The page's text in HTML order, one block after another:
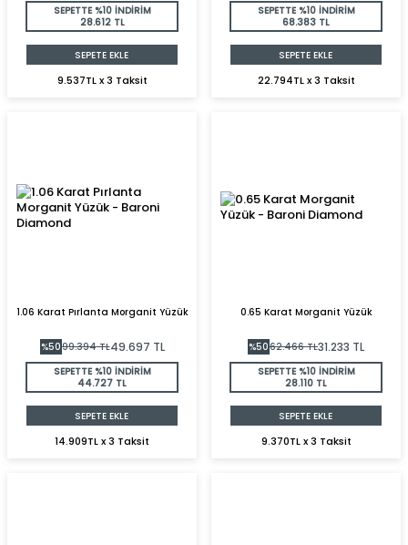
SEPETTE %10 İNDİRİM
28.612 TL
SEPETE EKLE
9.537TL x 3 Taksit
SEPETTE %10 İNDİRİM
68.383 TL
SEPETE EKLE
22.794TL x 3 Taksit
1.06 Karat Pırlanta Morganit Yüzük
%5099.394TL49.697 TL
SEPETTE %10 İNDİRİM
44.727 TL
SEPETE EKLE
14.909TL x 3 Taksit
0.65 Karat Morganit Yüzük
%5062.466TL31.233 TL
SEPETTE %10 İNDİRİM
28.110 TL
SEPETE EKLE
9.370TL x 3 Taksit